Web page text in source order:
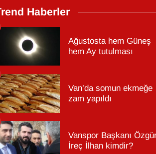
Haberler
Ağustosta hem Güneş
hem Ay tutulması
Van’da somun ekmeğe
zam yapıldı
Vanspor Başkanı
İreç İlhan kimdir?